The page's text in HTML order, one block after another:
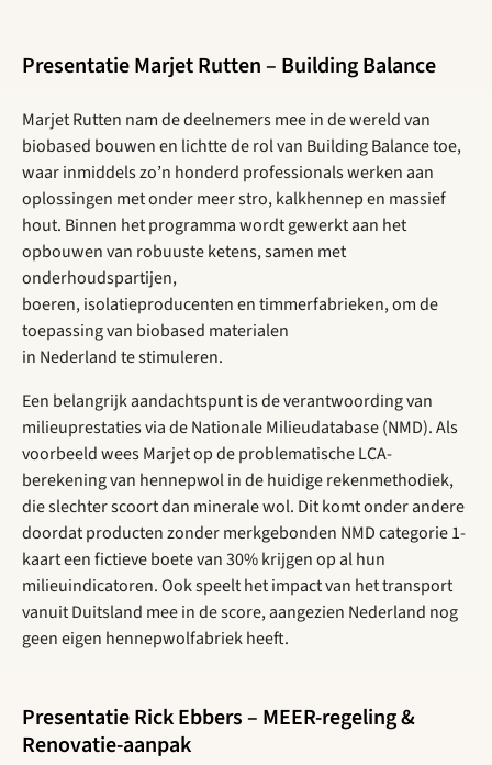
Presentatie Marjet Rutten – Building Balance
Marjet Rutten nam de deelnemers mee in de wereld van
biobased bouwen en lichtte de rol van Building Balance toe,
waar inmiddels zo’n honderd professionals werken aan
oplossingen met onder meer stro, kalkhennep en massief
hout. Binnen het programma wordt gewerkt aan het
opbouwen van robuuste ketens, samen met
onderhoudspartijen,
boeren, isolatieproducenten en timmerfabrieken, om de
toepassing van biobased materialen
in Nederland te stimuleren.
Een belangrijk aandachtspunt is de verantwoording van
milieuprestaties via de Nationale Milieudatabase (NMD). Als
voorbeeld wees Marjet op de problematische LCA-
berekening van hennepwol in de huidige rekenmethodiek,
die slechter scoort dan minerale wol. Dit komt onder andere
doordat producten zonder merkgebonden NMD categorie 1-
kaart een fictieve boete van 30% krijgen op al hun
milieuindicatoren. Ook speelt het impact van het transport
vanuit Duitsland mee in de score, aangezien Nederland nog
geen eigen hennepwolfabriek heeft.
Presentatie Rick Ebbers – MEER-regeling &
Renovatie-aanpak